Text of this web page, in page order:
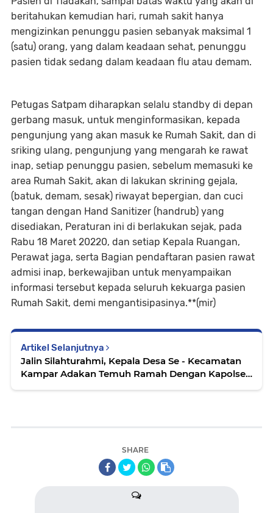
beritahukan kemudian hari, rumah sakit hanya
mengizinkan penunggu pasien sebanyak maksimal 1
(satu) orang, yang dalam keadaan sehat, penunggu
pasien tidak sedang dalam keadaan flu atau demam.
Petugas Satpam diharapkan selalu standby di depan
gerbang masuk, untuk menginformasikan, kepada
pengunjung yang akan masuk ke Rumah Sakit, dan di
sriking ulang, pengunjung yang mengarah ke rawat
inap, setiap penunggu pasien, sebelum memasuki ke
area Rumah Sakit, akan di lakukan skrining gejala,
(batuk, demam, sesak) riwayat bepergian, dan cuci
tangan dengan Hand Sanitizer (handrub) yang
disediakan, Peraturan ini di berlakukan sejak, pada
Rabu 18 Maret 20220, dan setiap Kepala Ruangan,
Perawat jaga, serta Bagian pendaftaran pasien rawat
admisi inap, berkewajiban untuk menyampaikan
informasi tersebut kepada seluruh kekuarga pasien
Rumah Sakit, demi mengantisipasinya.**(mir)
Artikel Selanjutnya
Jalin Silahturahmi, Kepala Desa Se - Kecamatan
Kampar Adakan Temuh Ramah Dengan Kapolsek
SHARE